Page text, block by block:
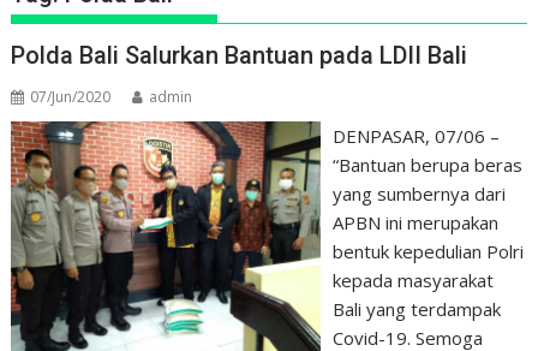
Polda Bali Salurkan Bantuan pada LDII Bali
07/Jun/2020 admin
DENPASAR, 07/06 –
“Bantuan berupa beras
yang sumbernya dari
APBN ini merupakan
bentuk kepedulian Polri
kepada masyarakat
Bali yang terdampak
Covid-19. Semoga